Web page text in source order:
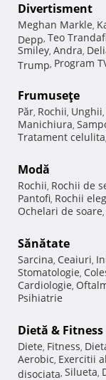
Divertisment
Meghan Markle,
Depp, Teo
Smiley, Andra,
Trump, Program
Frumuseţe
Păr, Rochii, Unghii,
Manichiura,
Tratament celulita,
Modă
Rochii, Rochii de
Pantofi, Rochii
Ochelari de soare,
Sănătate
Sarcina, Ceaiuri,
Stomatologie,
Cardiologie,
Psihiatrie
Dietă & Fitness
Diete, Fitness,
Aerobic, Exercitii
disociata, Silueta,